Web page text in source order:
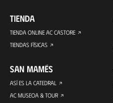
TIENDA
TIENDA ONLINE AC CASTORE
TIENDAS FÍSICAS
SAN MAMÉS
ASÍ ES LA CATEDRAL
AC MUSEOA & TOUR